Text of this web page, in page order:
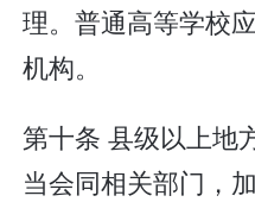
理。普通高等学校
机构。
第十条 县级以上地
当会同相关部门，